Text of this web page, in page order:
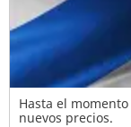
Hasta el
nuevos precios.